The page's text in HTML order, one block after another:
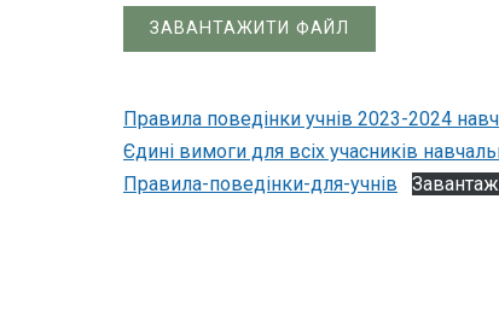
ЗАВАНТАЖИТИ ФАЙЛ
Правила поведінки учнів 2023-2024
Єдині вимоги для всіх учасників
Правила-поведінки-для-учнів